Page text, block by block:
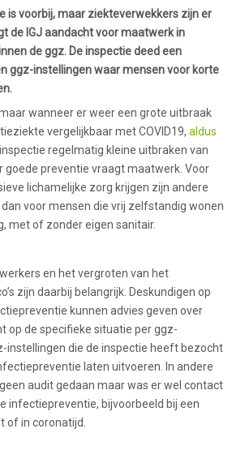
is voorbij, maar ziekteverwekkers zijn er
de IGJ aandacht voor maatwerk in
de ggz. De inspectie deed een
ggz-instellingen waar mensen voor korte
wanneer er weer een grote uitbraak
vergelijkbaar met COVID19, aldus
inspectie regelmatig kleine uitbraken van
goede preventie vraagt maatwerk. Voor
lichamelijke zorg krijgen zijn andere
voor mensen die vrij zelfstandig wonen
met of zonder eigen sanitair.
en het vergroten van het
zijn daarbij belangrijk. Deskundigen op
kunnen advies geven over
op de specifieke situatie per ggz-
instellingen die de inspectie heeft bezocht
laten uitvoeren. In andere
audit gedaan maar was er wel contact
infectiepreventie, bijvoorbeeld bij een
of in coronatijd.